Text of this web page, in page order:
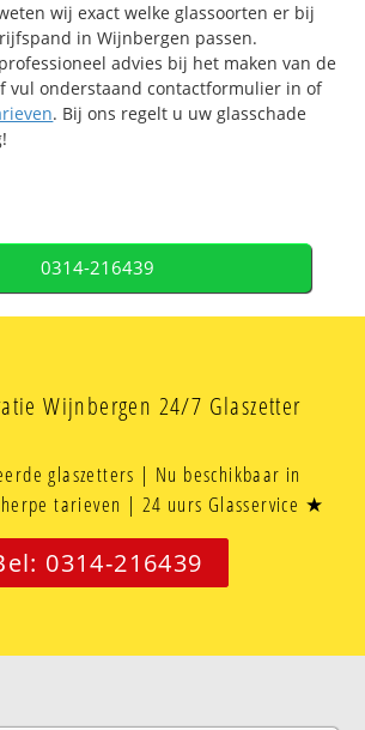
wij exact welke glassoorten er bij
in Wijnbergen passen.
advies bij het maken van de
vul onderstaand contactformulier in of
. Bij ons regelt u uw glasschade
0314-216439
Wijnbergen 24/7 Glaszetter
glaszetters | Nu beschikbaar in
tarieven | 24 uurs Glasservice ★
0314-216439